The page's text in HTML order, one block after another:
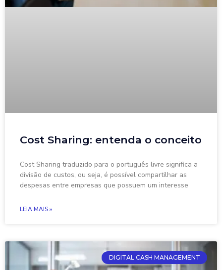
Cost Sharing: entenda o conceito
Cost Sharing traduzido para o português livre significa a
divisão de custos, ou seja, é possível compartilhar as
despesas entre empresas que possuem um interesse
LEIA MAIS »
DIGITAL CASH MANAGEMENT